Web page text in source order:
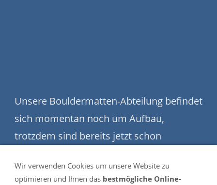
Unsere Bouldermatten-Abteilung befindet
sich momentan noch um Aufbau,
trotzdem sind bereits jetzt schon
verfügbar als hier im Shop angezeigt.
Wir verwenden Cookies um unsere Website zu
optimieren und Ihnen das bestmögliche Online-